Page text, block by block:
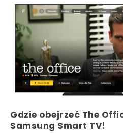
Gdzie obejrzeć The
Samsung Smart TV!